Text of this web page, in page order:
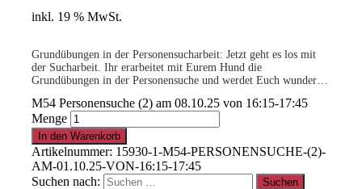
inkl. 19 % MwSt.
Grundübungen in der Personensucharbeit: Jetzt geht es los mit
der Sucharbeit. Ihr erarbeitet mit Eurem Hund die
Grundübungen in der Personensuche und werdet Euch wundern,
hat, was er tun darf!
-geringe Teilnehmerzahl-
.
15% für Clubmitglieder!Infohier
M54 Personensuche (2) am 08.10.25 von 16:15-17:45
Menge
In den Warenkorb
Artikelnummer: 15930-1-M54-PERSONENSUCHE-(2)-
AM-01.10.25-VON-16:15-17:45
Suchen nach: